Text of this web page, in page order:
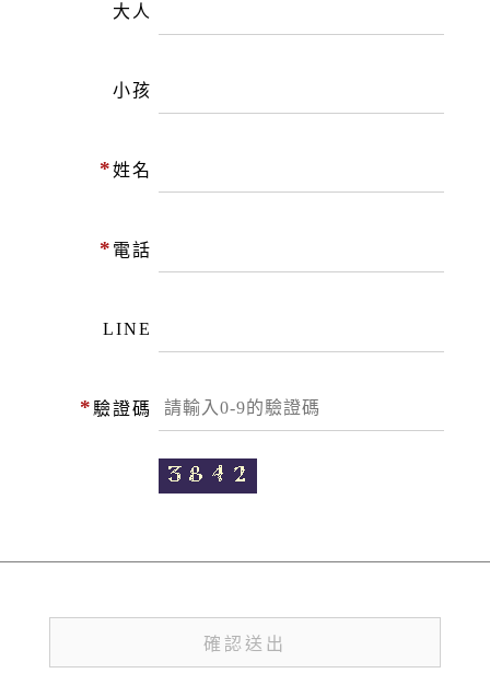
大人
小孩
*姓名
* 電話
LINE
* 驗證碼